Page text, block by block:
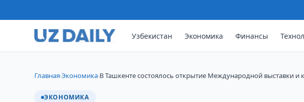
Узбекистан Экономика Финансы
Главная›Экономика›В Ташкенте состоялось открытие Международной выставки и
ЭКОНОМИКА